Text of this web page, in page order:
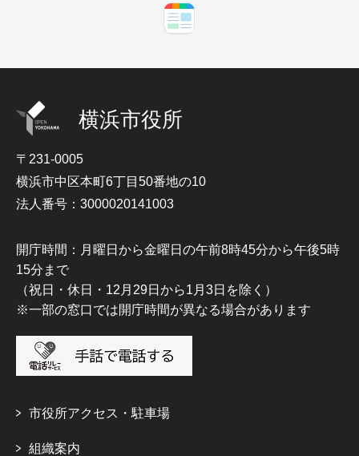
横浜市役所
〒231-0005
横浜市中区本町6丁目50番地の10
法人番号：3000020141003
開庁時間：月曜日から金曜日の午前8時45分から午後5時
15分まで
（祝日・休日・12月29日から1月3日を除く）
※一部の窓口では開庁時間が異なる場合があります
市役所アクセス・駐車場
組織案内